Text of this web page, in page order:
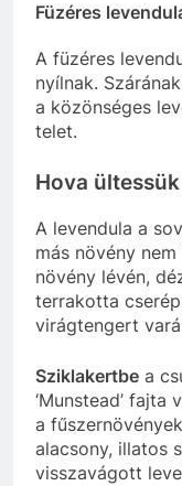
Füzéres
A füzéres
nyílnak.
a közönséges
telet.
Hova
A levendula a
más növény
növény lévén,
terrakotta
virágtengert
Sziklakertbe a
‘Munstead’ fajta
a
alacsony, illatos
visszavágott